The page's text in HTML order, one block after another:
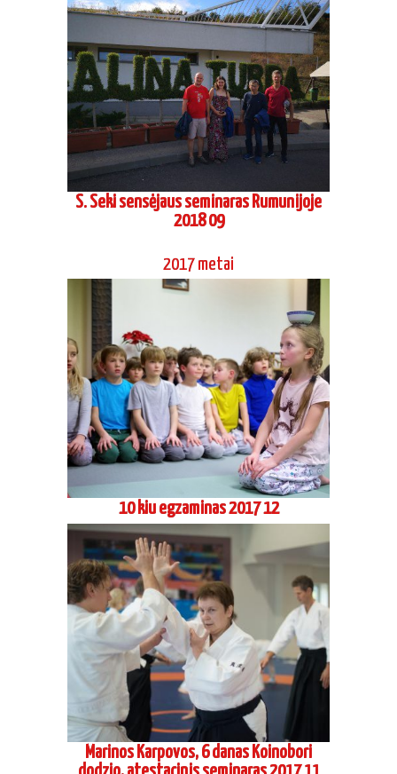
S. Seki sensėjaus seminaras Rumunijoje
2018 09
2017 metai
10 kiu egzaminas 2017 12
Marinos Karpovos, 6 danas Koinobori
dodzio, atestacinis seminaras 2017 11